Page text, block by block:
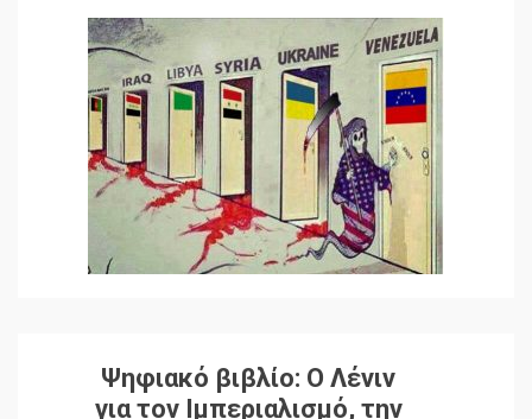
Ψηφιακό βιβλίο: Ο Λένιν
για τον Ιμπεριαλισμό, την